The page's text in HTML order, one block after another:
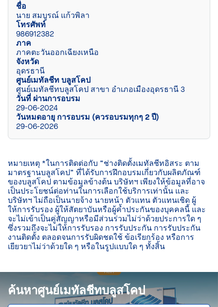
ชื่อ
นาย สมบูรณ์ แก้วพิลา
โทรศัพท์
986912382
ภาค
ภาคตะวันออกเฉียงเหนือ
จังหวัด
อุดรธานี
ศูนย์เมทัลชีท บลูสโคป
ศูนย์เมทัลชีทบลูสโคป สาขา อำเภอเมืองอุดรธานี 3
วันที่ ผ่านการอบรม
29-06-2024
วันหมดอายุ การอบรม (ควรอบรมทุกๆ 2 ปี)
29-06-2026
หมายเหตุ *ในการติดต่อกับ “ช่างติดตั้งเมทัลชีทอิสระ ตาม
มาตรฐานบลูสโคป” ที่ได้รับการฝึกอบรมเกี่ยวกับผลิตภัณฑ์
ของบลูสโคป ตามข้อมูลข้างต้น บริษัทฯ เพียงให้ข้อมูลที่อาจ
เป็นประโยชน์ต่อท่านในการเลือกใช้บริการเท่านั้น และ
บริษัทฯ ไม่ถือเป็นนายจ้าง นายหน้า ตัวแทน ตัวแทนเชิด ผู้
ให้การรับรอง ผู้ให้สัตยาบันหรือผู้ค้ำประกันของบุคคลนี้ และ
จะไม่เข้าเป็นคู่สัญญาหรือมีส่วนร่วมไม่ว่าด้วยประการใด ๆ
ซึ่งรวมถึงจะไม่ให้การรับรอง การรับประกัน การรับประกัน
งานติดตั้ง ตลอดจนการรับผิดชดใช้ ข้อเรียกร้อง หรือการ
เยียวยาไม่ว่าด้วยใด ๆ หรือในรูปแบบใด ๆ ทั้งสิ้น
ค้นหาศูนย์เมทัลชีทบลูสโคป